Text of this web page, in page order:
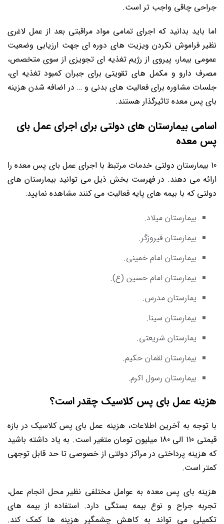
جراحی چاقی واجب تر است.
اما باید بدانید که اجرای تمامی مواد مراقبتی بعد از عمل لاغری
نظیر فراموش نکردن ویزیت های دوره ای جهت ارزیابی وضعیت
عمومی بیمار، پیروی از رژیم تغذیه ای تجویزی از سوی متخصص،
مصرف دارو و مکمل های تقویتی برای جبران کمبود تغذیه ای،
جلسات مشاوره برای فعالیت های بدنی و … در اضافه شدن هزینه
بای پس معده تاثیرگذار هستند.
اسامی بیمارستان های دولتی برای اجرای عمل بای
پس معده
10 بیمارستان دولتی خدمات مرتبط با اجرای عمل بای پس معده را
ارائه می دهند. در فهرست بخش ذیل می توانید بیمارستان های
دولتی که با بیمه های پایه فعالیت می کنند مشاهده نمایید:
بیمارستان میلاد.
بیمارستان فیروزگر.
بیمارستان امام خمینی.
بیمارستان امام حسین (ع).
یمارستان مدرس.
بیمارستان سینا.
یمارستان شریعتی.
بیمارستان لقمان حکیم.
بیمارستان رسول اکرم.
هزینه عمل بای پس کلاسیک چقدر است؟
با توجه به آخرین اطلاعات، هزینه عمل بای پس کلاسیک در بازه
قیمتی 110 الی 180 میلیون تومان متغیر است. به یاد داشته باشید
که هزینه پرداختی در مراکز دولتی از خصوصی تا حد قابل توجهی
کمتر است.
هزینه بای پس معده به عوامل مختلفی نظیر محل انجام عمل،
تجربه جراح و نوع بیمه بستگی دارد. استفاده از بیمه های
تکمیلی می تواند به کاهش چشمگیر هزینه ها کمک کند.